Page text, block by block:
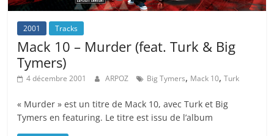
2001 Tracks
Mack 10 – Murder (feat. Turk & Big
Tymers)
4 décembre 2001 ARPOZ Big Tymers, Mack 10,Turk
« Murder » est un titre de Mack 10, avec Turk et Big
Tymers en featuring. Le titre est issu de l’album